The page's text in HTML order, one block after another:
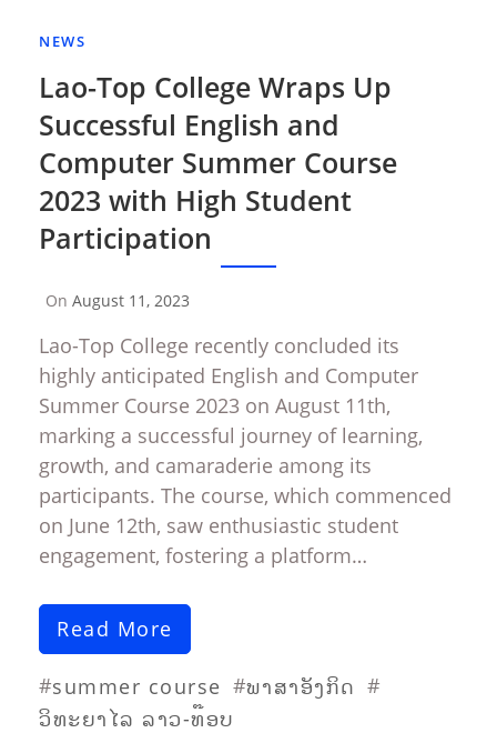
NEWS
Lao-Top College Wraps Up
Successful English and
Computer Summer Course
2023 with High Student
Participation
By
Sompasong
Vongthavone
On August 11, 2023
Lao-Top College recently concluded its
highly anticipated English and Computer
Summer Course 2023 on August 11th,
marking a successful journey of learning,
growth, and camaraderie among its
participants. The course, which commenced
on June 12th, saw enthusiastic student
engagement, fostering a platform…
Read More
#summer course #ພາສາອັງກິດ #
ວິທະຍາໄລ ລາວ-ທ໊ອບ